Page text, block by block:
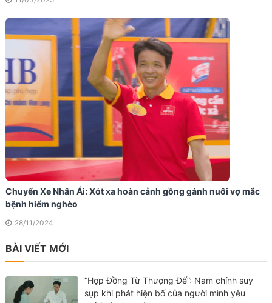
Chuyến Xe Nhân Ái: Xót xa hoàn cảnh gồng gánh nuôi vợ mắc
bệnh hiểm nghèo
28/11/2024
BÀI VIẾT MỚI
“Hợp Đồng Từ Thượng Đế”: Nam chính suy
sụp khi phát hiện bố của người mình yêu